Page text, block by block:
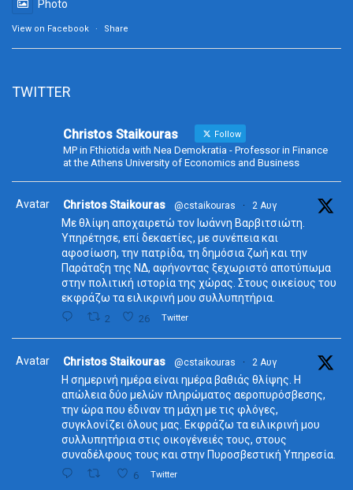
Photo
View on Facebook · Share
TWITTER
Christos Staikouras Follow
MP in Fthiotida with Nea Demokratia - Professor in Finance
at the Athens University of Economics and Business
Avatar Christos Staikouras @cstaikouras · 2 Αυγ
Με θλίψη αποχαιρετώ τον Ιωάννη Βαρβιτσιώτη.
Υπηρέτησε, επί δεκαετίες, με συνέπεια και
αφοσίωση, την πατρίδα, τη δημόσια ζωή και την
Παράταξη της ΝΔ, αφήνοντας ξεχωριστό αποτύπωμα
στην πολιτική ιστορία της χώρας. Στους οικείους του
εκφράζω τα ειλικρινή μου συλλυπητήρια.
2 26 Twitter
Avatar Christos Staikouras @cstaikouras · 2 Αυγ
Η σημερινή ημέρα είναι ημέρα βαθιάς θλίψης. Η
απώλεια δύο μελών πληρώματος αεροπυρόσβεσης,
την ώρα που έδιναν τη μάχη με τις φλόγες,
συγκλονίζει όλους μας. Εκφράζω τα ειλικρινή μου
συλλυπητήρια στις οικογένειές τους, στους
συναδέλφους τους και στην Πυροσβεστική Υπηρεσία.
6 Twitter